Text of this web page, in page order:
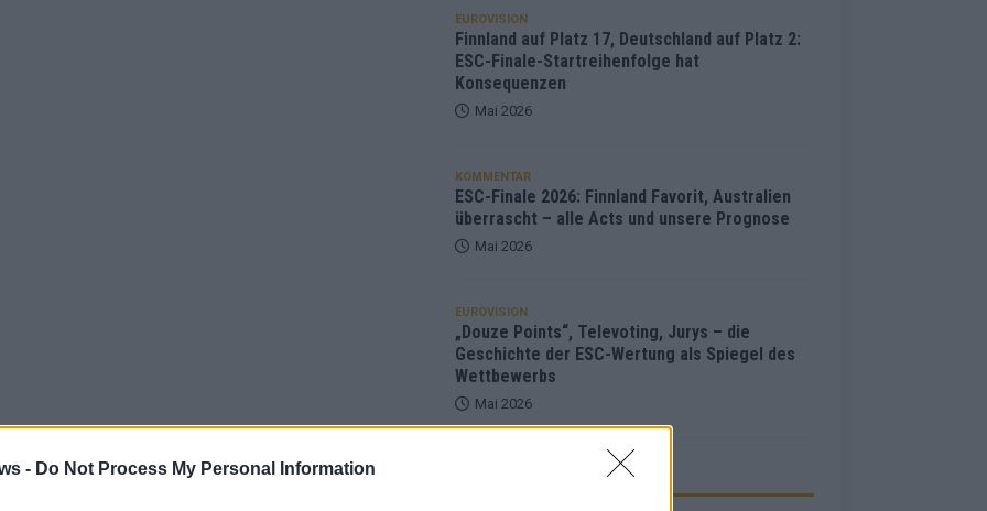
- Do Not Process My Personal Information
EUROVISION
Finnland auf Platz 17, Deutschland auf Platz 2:
ESC-Finale-Startreihenfolge hat
Konsequenzen
Mai 2026
KOMMENTAR
ESC-Finale 2026: Finnland Favorit, Australien
überrascht – alle Acts und unsere Prognose
Mai 2026
EUROVISION
„Douze Points“, Televoting, Jurys – die
Geschichte der ESC-Wertung als Spiegel des
Wettbewerbs
Mai 2026